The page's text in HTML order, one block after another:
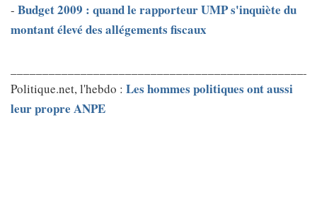
- Budget 2009 : quand le rapporteur UMP s'inquiète du
montant élevé des allégements fiscaux
Politique.net, l'hebdo : Les hommes politiques ont aussi
leur propre ANPE